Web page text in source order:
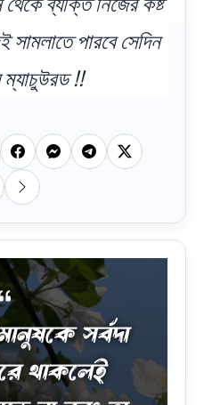
সামলাতে পারবে সেদিন
ম্যাচুউরড !!
সর্বদা
থাকলেই